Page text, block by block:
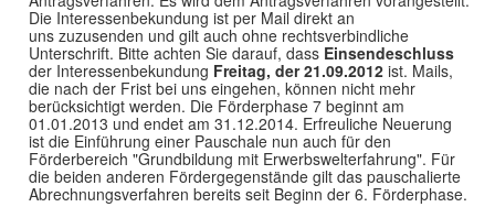
Die Interessenbekundung ist per Mail direkt an
uns zuzusenden und gilt auch ohne rechtsverbindliche
Unterschrift. Bitte achten Sie darauf, dass Einsendeschluss
der Interessenbekundung Freitag, der 21.09.2012 ist. Mails,
die nach der Frist bei uns eingehen, können nicht mehr
berücksichtigt werden. Die Förderphase 7 beginnt am
01.01.2013 und endet am 31.12.2014. Erfreuliche Neuerung
ist die Einführung einer Pauschale nun auch für den
Förderbereich "Grundbildung mit Erwerbswelterfahrung". Für
die beiden anderen Fördergegenstände gilt das pauschalierte
Abrechnungsverfahren bereits seit Beginn der 6. Förderphase.